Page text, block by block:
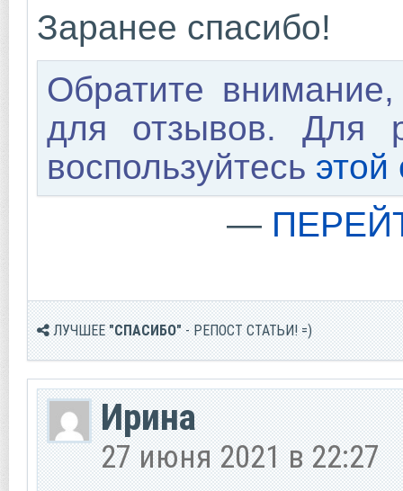
Заранее спасибо!
Обратите
для отзывов. Для
воспользуйтесь этой
—
ЛУЧШЕЕ "СПАСИБО" - РЕПОСТ СТАТЬИ! =)
Ирина
27 июня 2021 в 22:27